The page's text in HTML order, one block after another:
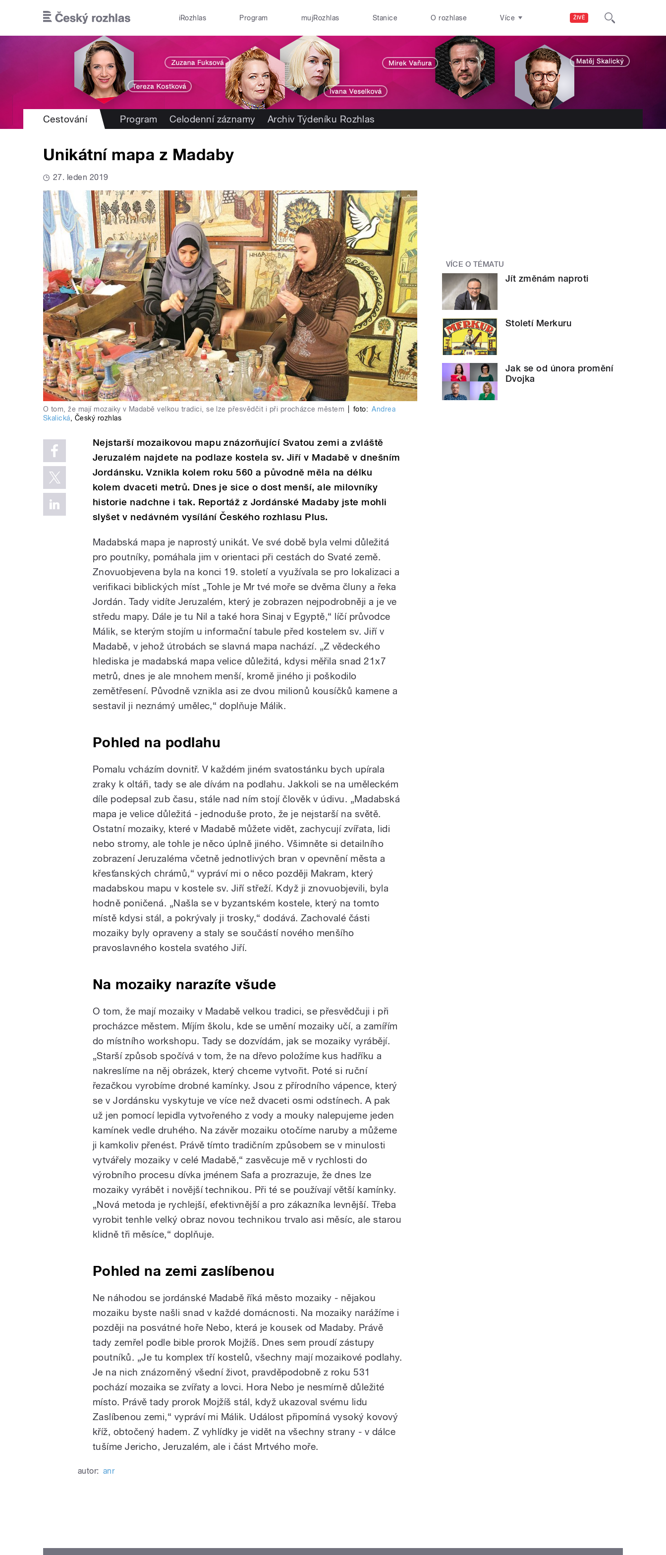
ŽIVĚ
iRozhlas Program mujRozhlas Stanice O rozhlase Více
Cestování Program Celodenní záznamy Archiv Týdeníku Rozhlas
Unikátní mapa z Madaby
27. leden 2019
O tom, že mají mozaiky v Madabě velkou tradici, se lze přesvědčit i při procházce městem foto: Andrea
Skalická, Český rozhlas
Nejstarší mozaikovou mapu znázorňující Svatou zemi a zvláště
Jeruzalém najdete na podlaze kostela sv. Jiří v Madabě v dnešním
Jordánsku. Vznikla kolem roku 560 a původně měla na délku
kolem dvaceti metrů. Dnes je sice o dost menší, ale milovníky
historie nadchne i tak. Reportáž z Jordánské Madaby jste mohli
slyšet v nedávném vysílání Českého rozhlasu Plus.
Madabská mapa je naprostý unikát. Ve své době byla velmi důležitá
pro poutníky, pomáhala jim v orientaci při cestách do Svaté země.
Znovuobjevena byla na konci 19. století a využívala se pro lokalizaci a
verifikaci biblických míst „Tohle je Mr tvé moře se dvěma čluny a řeka
Jordán. Tady vidíte Jeruzalém, který je zobrazen nejpodrobněji a je ve
středu mapy. Dále je tu Nil a také hora Sinaj v Egyptě,“ líčí průvodce
Málik, se kterým stojím u informační tabule před kostelem sv. Jiří v
Madabě, v jehož útrobách se slavná mapa nachází. „Z vědeckého
hlediska je madabská mapa velice důležitá, kdysi měřila snad 21x7
metrů, dnes je ale mnohem menší, kromě jiného ji poškodilo
zemětřesení. Původně vznikla asi ze dvou milionů kousíčků kamene a
sestavil ji neznámý umělec,“ doplňuje Málik.
Pohled na podlahu
Pomalu vcházím dovnitř. V každém jiném svatostánku bych upírala
zraky k oltáři, tady se ale dívám na podlahu. Jakkoli se na uměleckém
díle podepsal zub času, stále nad ním stojí člověk v údivu. „Madabská
mapa je velice důležitá - jednoduše proto, že je nejstarší na světě.
Ostatní mozaiky, které v Madabě můžete vidět, zachycují zvířata, lidi
nebo stromy, ale tohle je něco úplně jiného. Všimněte si detailního
zobrazení Jeruzaléma včetně jednotlivých bran v opevnění města a
křesťanských chrámů,“ vypráví mi o něco později Makram, který
madabskou mapu v kostele sv. Jiří střeží. Když ji znovuobjevili, byla
hodně poničená. „Našla se v byzantském kostele, který na tomto
místě kdysi stál, a pokrývaly ji trosky,“ dodává. Zachovalé části
mozaiky byly opraveny a staly se součástí nového menšího
pravoslavného kostela svatého Jiří.
Na mozaiky narazíte všude
O tom, že mají mozaiky v Madabě velkou tradici, se přesvědčuji i při
procházce městem. Míjím školu, kde se umění mozaiky učí, a zamířím
do místního workshopu. Tady se dozvídám, jak se mozaiky vyrábějí.
„Starší způsob spočívá v tom, že na dřevo položíme kus hadříku a
nakreslíme na něj obrázek, který chceme vytvořit. Poté si ruční
řezačkou vyrobíme drobné kamínky. Jsou z přírodního vápence, který
se v Jordánsku vyskytuje ve více než dvaceti osmi odstínech. A pak
už jen pomocí lepidla vytvořeného z vody a mouky nalepujeme jeden
kamínek vedle druhého. Na závěr mozaiku otočíme naruby a můžeme
ji kamkoliv přenést. Právě tímto tradičním způsobem se v minulosti
vytvářely mozaiky v celé Madabě,“ zasvěcuje mě v rychlosti do
výrobního procesu dívka jménem Safa a prozrazuje, že dnes lze
mozaiky vyrábět i novější technikou. Při té se používají větší kamínky.
„Nová metoda je rychlejší, efektivnější a pro zákazníka levnější. Třeba
vyrobit tenhle velký obraz novou technikou trvalo asi měsíc, ale starou
klidně tři měsíce,“ doplňuje.
Pohled na zemi zaslíbenou
Ne náhodou se jordánské Madabě říká město mozaiky - nějakou
mozaiku byste našli snad v každé domácnosti. Na mozaiky narážíme i
později na posvátné hoře Nebo, která je kousek od Madaby. Právě
tady zemřel podle bible prorok Mojžíš. Dnes sem proudí zástupy
poutníků. „Je tu komplex tří kostelů, všechny mají mozaikové podlahy.
Je na nich znázorněný všední život, pravděpodobně z roku 531
pochází mozaika se zvířaty a lovci. Hora Nebo je nesmírně důležité
místo. Právě tady prorok Mojžíš stál, když ukazoval svému lidu
Zaslíbenou zemi,“ vypráví mi Málik. Událost připomíná vysoký kovový
kříž, obtočený hadem. Z vyhlídky je vidět na všechny strany - v dálce
tušíme Jericho, Jeruzalém, ale i část Mrtvého moře.
autor: anr
VÍCE O TÉMATU
Jít změnám naproti
Století Merkuru
Jak se od února promění
Dvojka